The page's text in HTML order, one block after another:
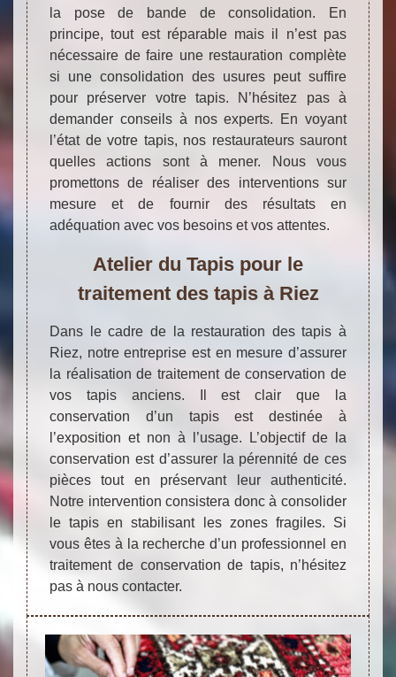
la pose de bande de consolidation. En
principe, tout est réparable mais il n’est pas
nécessaire de faire une restauration complète
si une consolidation des usures peut suffire
pour préserver votre tapis. N’hésitez pas à
demander conseils à nos experts. En voyant
l’état de votre tapis, nos restaurateurs sauront
quelles actions sont à mener. Nous vous
promettons de réaliser des interventions sur
mesure et de fournir des résultats en
adéquation avec vos besoins et vos attentes.
Atelier du Tapis pour le
traitement des tapis à Riez
Dans le cadre de la restauration des tapis à
Riez, notre entreprise est en mesure d’assurer
la réalisation de traitement de conservation de
vos tapis anciens. Il est clair que la
conservation d’un tapis est destinée à
l’exposition et non à l’usage. L’objectif de la
conservation est d’assurer la pérennité de ces
pièces tout en préservant leur authenticité.
Notre intervention consistera donc à consolider
le tapis en stabilisant les zones fragiles. Si
vous êtes à la recherche d’un professionnel en
traitement de conservation de tapis, n’hésitez
pas à nous contacter.